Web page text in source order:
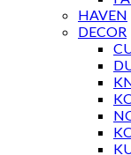
HAVEN
DECOR